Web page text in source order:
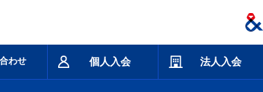
個人入会 法人入会
わせ